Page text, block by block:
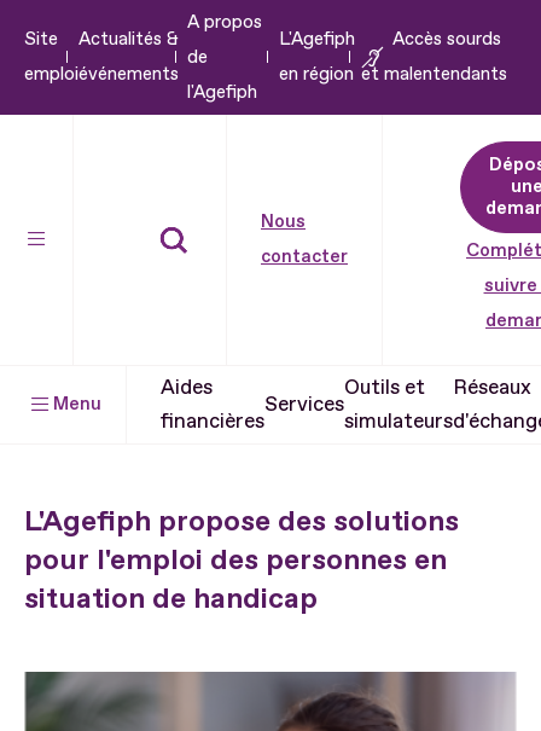
Aller
Site
emploi
Actualités &
événements
A propos
de
l'Agefiph
L'Agefiph
en région
Accès sourds
et malentendants
Nous
contacter
suivre
Menu
Aides
financières
Services
Outils et
simulateurs
Réseaux
L'Agefiph propose des solutions
pour l'emploi des personnes en
situation de handicap